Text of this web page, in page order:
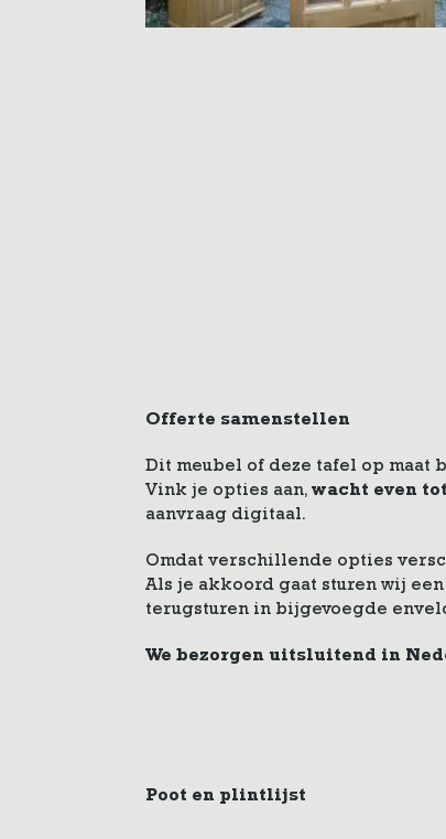
Offerte samenstellen
Dit meubel of deze tafel op maat
Vink je opties aan, wacht even
aanvraag digitaal.
Omdat verschillende opties
Als je akkoord gaat sturen wij
terugsturen in bijgevoegde
We bezorgen uitsluitend in
Poot en plintlijst